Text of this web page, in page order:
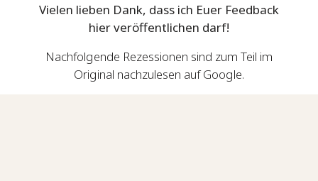
Vielen lieben Dank, dass ich Euer Feedback
hier veröffentlichen darf!
Nachfolgende Rezessionen sind zum Teil im
Original nachzulesen auf Google.